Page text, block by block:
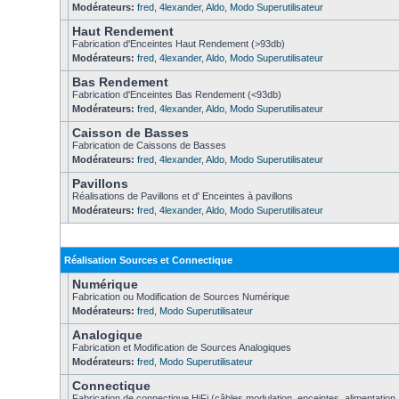
Modérateurs: fred ,4lexander,Aldo Modo Superutilisateur
Haut Rendement
Fabrication d'Enceintes Haut Rendement (>93db)
Modérateurs: fred ,4lexander,Aldo Modo Superutilisateur
Bas Rendement
Fabrication d'Enceintes Bas Rendement (<93db)
Modérateurs: fred ,4lexander,Aldo Modo Superutilisateur
Caisson de Basses
Fabrication de Caissons de Basses
Modérateurs: fred ,4lexander,Aldo Modo Superutilisateur
Pavillons
Réalisations de Pavillons et d' Enceintes à pavillons
Modérateurs: fred ,4lexander,Aldo Modo Superutilisateur
Réalisation Sources et Connectique
Numérique
Fabrication ou Modification de Sources Numérique
Modérateurs: fred Modo Superutilisateur
Analogique
Fabrication et Modification de Sources Analogiques
Modérateurs: fred Modo Superutilisateur
Connectique